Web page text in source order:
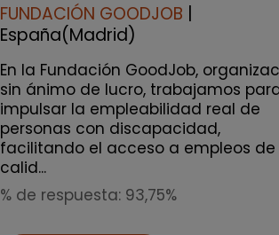
FUNDACIÓN GOODJOB |
España(Madrid)
En la Fundación GoodJob,
sin ánimo de lucro, trabajamos
impulsar la empleabilidad real de
personas con discapacidad,
facilitando el acceso a empleos de
calid...
% de respuesta: 93,75%